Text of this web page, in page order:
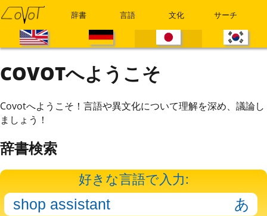
辞書 言語 文化 サーチ
COVOTへようこそ
Covotへようこそ！言語や異文化について理解を深め、議論し
ましょう！
辞書検索
好きな言語で入力: